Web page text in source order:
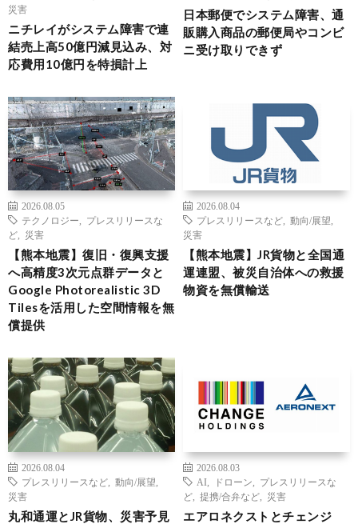
災害
ニチレイがシステム障害で連
結売上高50億円減見込み、対
応費用10億円を特損計上
日本郵便でシステム障害、通
販購入商品の郵便局やコンビ
ニ受け取りできず
2026.08.05
テクノロジー
プレスリリースな
ど
災害
【熊本地震】復旧・復興支援
へ高精度3次元点群データと
Google Photorealistic 3D
Tilesを活用した空間情報を無
償提供
2026.08.04
プレスリリースなど
動向/展望
災害
【熊本地震】JR貨物と全国通
運連盟、被災自治体への救援
物資を無償輸送
2026.08.04
プレスリリースなど
動向/展望
災害
丸和通運とJR貨物、災害予見
2026.08.03
AI
ドローン
プレスリリースな
ど
提携/合弁など 災害
エアロネクストとチェンジ